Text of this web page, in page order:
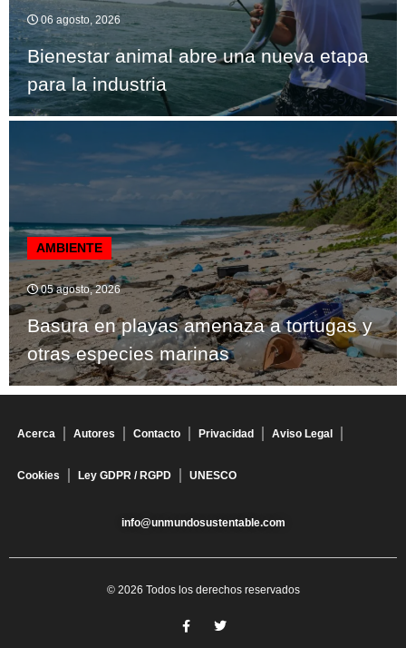
06 agosto, 2026
Bienestar animal abre una nueva etapa
para la industria
AMBIENTE
05 agosto, 2026
Basura en playas amenaza a tortugas y
otras especies marinas
Acerca Autores Contacto Privacidad Aviso Legal
Cookies Ley GDPR / RGPD UNESCO
info@unmundosustentable.com
© 2026 Todos los derechos reservados